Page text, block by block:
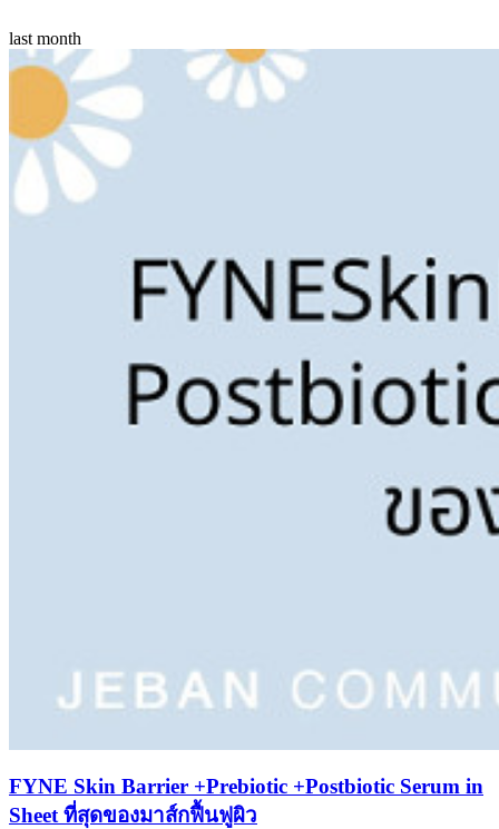
last month
FYNE Skin Barrier +Prebiotic +Postbiotic Serum in
Sheet ที่สุดของมาส์กฟื้นฟูผิว